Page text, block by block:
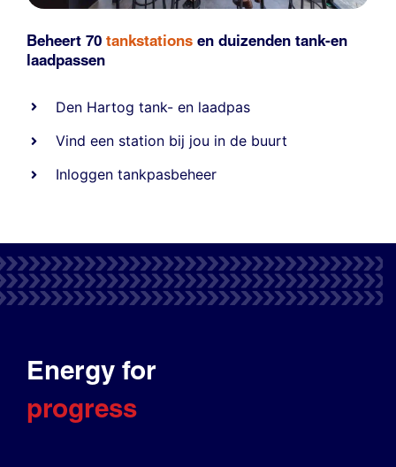
Beheert 70 tankstations en duizenden tank-en
laadpassen
Den Hartog tank- en laadpas
Vind een station bij jou in de buurt
Inloggen tankpasbeheer
Energy for
progress